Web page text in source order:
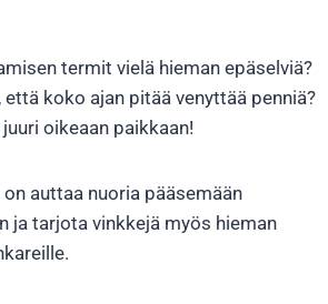
termit vielä hieman epäselviä?
koko ajan pitää venyttää penniä?
oikeaan paikkaan!
on auttaa nuoria pääsemään
ja tarjota vinkkejä myös hieman